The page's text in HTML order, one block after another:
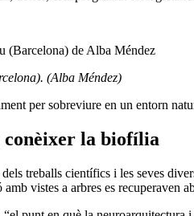
(Alba Méndez)
per sobreviure en un entorn
la biofília
treballs científics i les seves
vistes a arbres es recuperaven